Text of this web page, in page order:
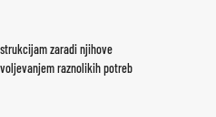
zaradi njihove
raznolikih potreb